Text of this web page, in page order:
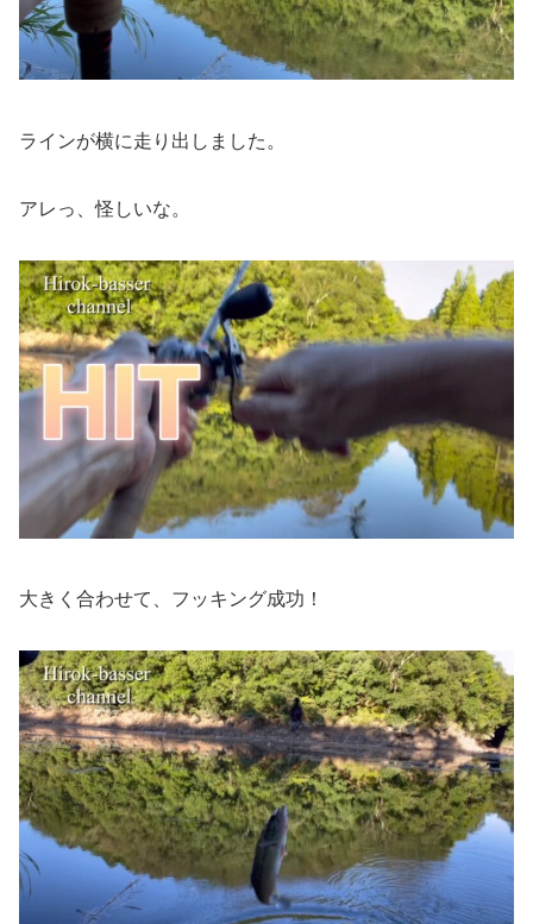
ラインが横に走り出しました。
アレっ、怪しいな。
大きく合わせて、フッキング成功！